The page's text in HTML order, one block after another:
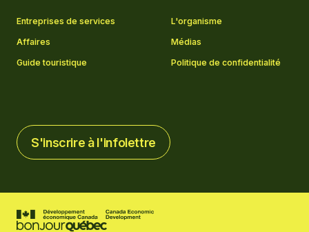
Entreprises de services
L'organisme
Affaires
Médias
Guide touristique
Politique de confidentialité
S'inscrire à l'infolettre
S'inscrire à l'infolettre